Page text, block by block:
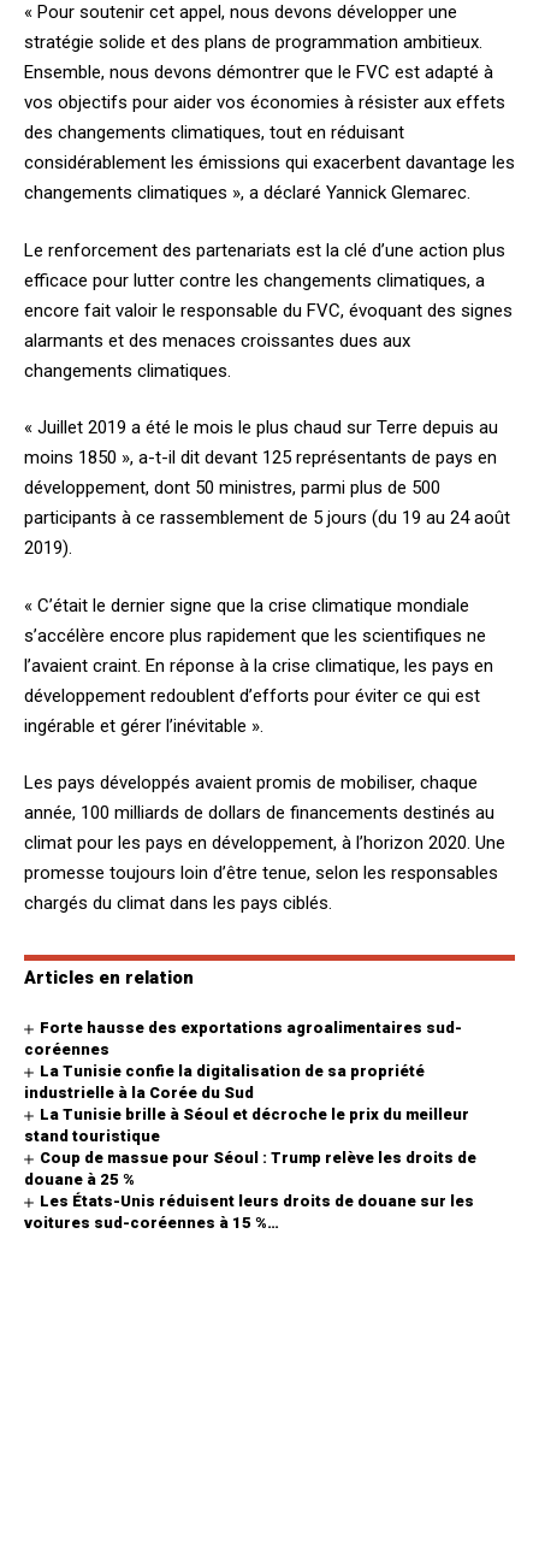
« Pour soutenir cet appel, nous devons développer une
stratégie solide et des plans de programmation ambitieux.
Ensemble, nous devons démontrer que le FVC est adapté à
vos objectifs pour aider vos économies à résister aux effets
des changements climatiques, tout en réduisant
considérablement les émissions qui exacerbent davantage les
changements climatiques », a déclaré Yannick Glemarec.
Le renforcement des partenariats est la clé d’une action plus
efficace pour lutter contre les changements climatiques, a
encore fait valoir le responsable du FVC, évoquant des signes
alarmants et des menaces croissantes dues aux
changements climatiques.
« Juillet 2019 a été le mois le plus chaud sur Terre depuis au
moins 1850 », a-t-il dit devant 125 représentants de pays en
développement, dont 50 ministres, parmi plus de 500
participants à ce rassemblement de 5 jours (du 19 au 24 août
2019).
« C’était le dernier signe que la crise climatique mondiale
s’accélère encore plus rapidement que les scientifiques ne
l’avaient craint. En réponse à la crise climatique, les pays en
développement redoublent d’efforts pour éviter ce qui est
ingérable et gérer l’inévitable ».
Les pays développés avaient promis de mobiliser, chaque
année, 100 milliards de dollars de financements destinés au
climat pour les pays en développement, à l’horizon 2020. Une
promesse toujours loin d’être tenue, selon les responsables
chargés du climat dans les pays ciblés.
Articles en relation
Forte hausse des exportations agroalimentaires sud-
coréennes
La Tunisie confie la digitalisation de sa propriété
industrielle à la Corée du Sud
La Tunisie brille à Séoul et décroche le prix du meilleur
stand touristique
Coup de massue pour Séoul : Trump relève les droits de
douane à 25 %
Les États-Unis réduisent leurs droits de douane sur les
voitures sud-coréennes à 15 %…